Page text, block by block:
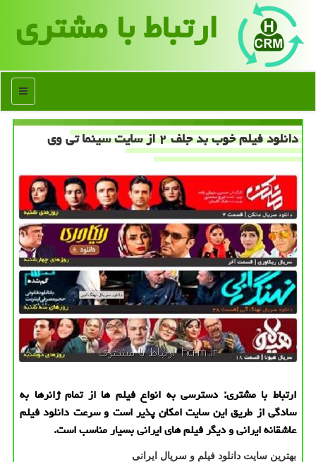
ارتباط با مشتری
منو
دانلود فیلم خوب بد جلف ۲ از سایت سینما تی وی
ارتباط با مشتری: دسترسی به انواع فیلم ها از تمام ژانرها به
سادگی از طریق این سایت امكان پذیر است و سرعت دانلود فیلم
عاشقانه ایرانی و دیگر فیلم های ایرانی بسیار مناسب است.
بهترین سایت دانلود فیلم و سریال ایرانی